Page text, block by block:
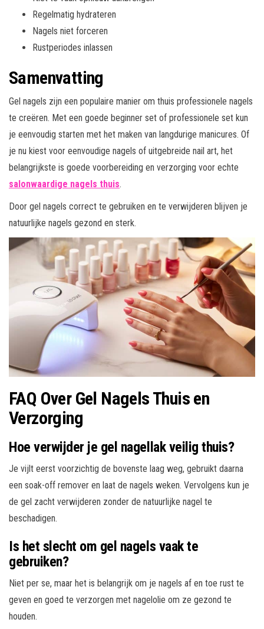
Regelmatig hydrateren
Nagels niet forceren
Rustperiodes inlassen
Samenvatting
Gel nagels zijn een populaire manier om thuis professionele nagels
te creëren. Met een goede beginner set of professionele set kun
je eenvoudig starten met het maken van langdurige manicures. Of
je nu kiest voor eenvoudige nagels of uitgebreide nail art, het
belangrijkste is goede voorbereiding en verzorging voor echte
salonwaardige nagels thuis.
Door gel nagels correct te gebruiken en te verwijderen blijven je
natuurlijke nagels gezond en sterk.
FAQ Over Gel Nagels Thuis en
Verzorging
Hoe verwijder je gel nagellak veilig thuis?
Je vijlt eerst voorzichtig de bovenste laag weg, gebruikt daarna
een soak-off remover en laat de nagels weken. Vervolgens kun je
de gel zacht verwijderen zonder de natuurlijke nagel te
beschadigen.
Is het slecht om gel nagels vaak te
gebruiken?
Niet per se, maar het is belangrijk om je nagels af en toe rust te
geven en goed te verzorgen met nagelolie om ze gezond te
houden.